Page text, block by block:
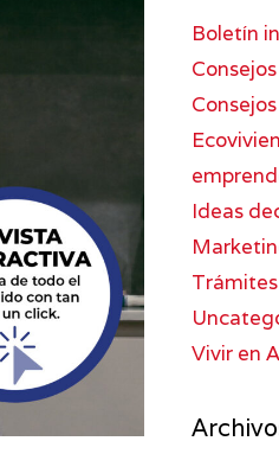
Boletín
Ideas
Vivir en